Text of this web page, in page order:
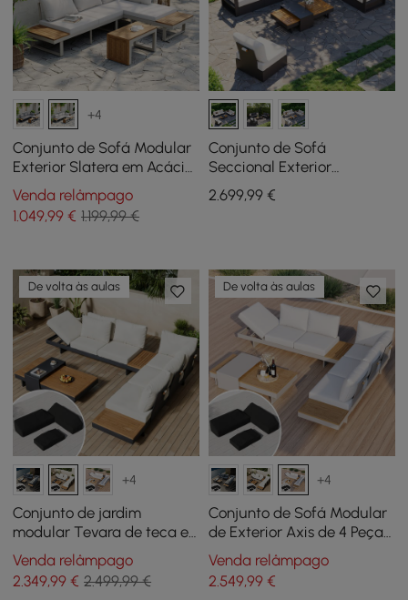
+4
Conjunto de Sofá Modular
Exterior Slatera em Acácia
e Alumínio Cinzento Claro
Venda relâmpago
1.049,99 € 1.199,99 €
Conjunto de Sofá
Seccional Exterior
Conversível Tevara com
Estrutura de Teca e
2.699,99€
De volta às aulas
+4
Conjunto de jardim
modular Tevara de teca e
alumínio - marfim com
capa preta
Venda relâmpago
2.349,99 € 2.499,99 €
De volta às aulas
+4
Conjunto de Sofá Modular
de Exterior Axis de 4 Peças
em Teca e Alumínio para 6
pessoas em Branco com
Capa Preta
Venda relâmpago
2.549,99€